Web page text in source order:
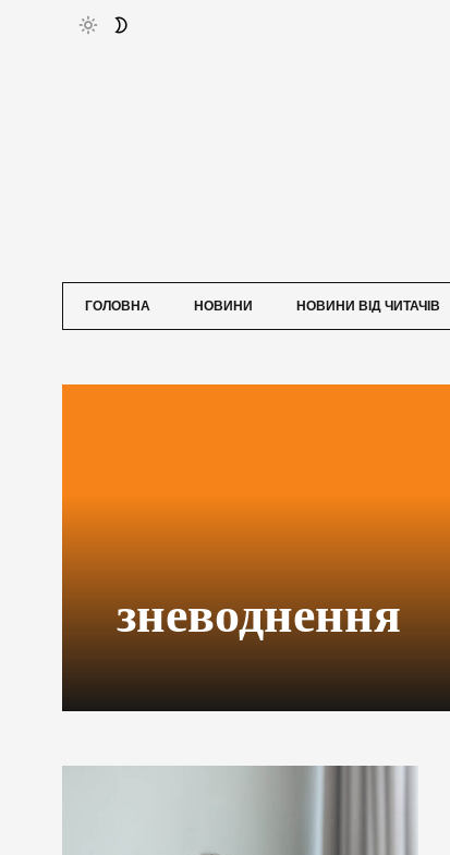
ГОЛОВНА НОВИНИ НОВИНИ ВІД ЧИТАЧІВ
зневоднення